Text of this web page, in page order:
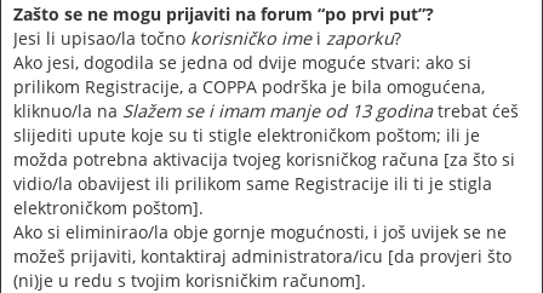
Zašto se ne mogu prijaviti na forum “po prvi put”?
Jesi li upisao/la točno korisničko imei zaporku?
Ako jesi, dogodila se jedna od dvije moguće stvari: ako si
prilikom Registracije, a COPPA podrška je bila omogućena,
kliknuo/la na Slažem se i imam manje od 13 godinatrebat ćeš
slijediti upute koje su ti stigle elektroničkom poštom; ili je
možda potrebna aktivacija tvojeg korisničkog računa [za što si
vidio/la obavijest ili prilikom same Registracije ili ti je stigla
elektroničkom poštom].
Ako si eliminirao/la obje gornje mogućnosti, i još uvijek se ne
možeš prijaviti, kontaktiraj administratora/icu [da provjeri što
(ni)je u redu s tvojim korisničkim računom].